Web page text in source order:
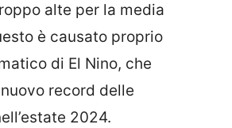
alte per la media
è causato proprio
di El Nino, che
record delle
2024.